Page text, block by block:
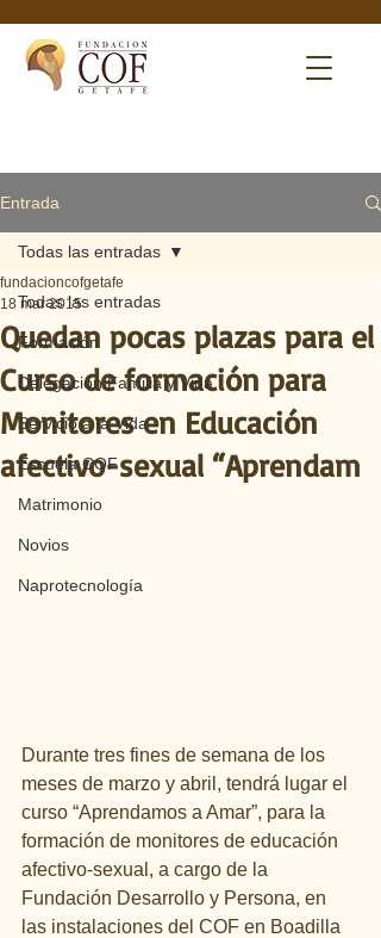
Entrada
Todas las entradas
Formación
Delegación Familia y Vida
Servicio a la Vida
Escuela COF
Matrimonio
Novios
Naprotecnología
Todas las entradas
Quedan pocas plazas para el
Curso de formación para
Monitores en Educación
afectivo-sexual “Aprendam
fundacioncofgetafe
18 mar 2015
Durante tres fines de semana de los
meses de marzo y abril, tendrá lugar el
curso “Aprendamos a Amar”, para la
formación de monitores de educación
afectivo-sexual, a cargo de la
Fundación Desarrollo y Persona, en
las instalaciones del COF en Boadilla